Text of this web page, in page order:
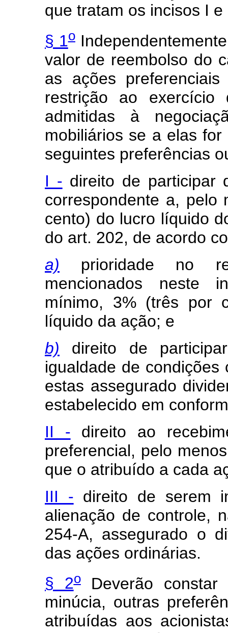
que tratam os incisos I e
§ 1o
valor de reembolso do
as ações
restrição ao exercício
admitidas à
mobiliários se a elas
seguintes preferências
I - direito de participar
correspondente a, pelo
cento) do lucro líquido
do art. 202, de acordo
a) prioridade no
mencionados neste
mínimo, 3% (três por
líquido da ação; e
b) direito de
igualdade de
estas assegurado
estabelecido em
II - direito ao
preferencial, pelo
que o atribuído a cada
III - direito de serem
alienação de controle,
254-A, assegurado o
das ações ordinárias.
§ 2oDeverão constar
minúcia, outras
atribuídas aos